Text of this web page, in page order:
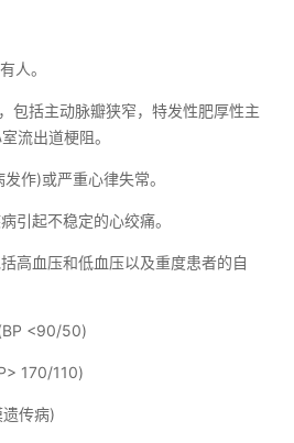
人。
包括主动脉瓣狭窄，特发性肥厚性主
流出道梗阻。
作)或严重心律失常。
引起不稳定的心绞痛。
高血压和低血压以及重度患者的自
<90/50)
170/110)
传病)